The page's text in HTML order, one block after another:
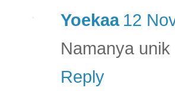
Yoekaa 12
Namanya
Reply